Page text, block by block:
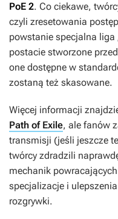
PoE 2. Co ciekawe,
czyli zresetowania
powstanie specjalna liga
postacie stworzone
one dostępne w
zostaną też skasowane.
Więcej informacji
Path of Exile, ale fanów
transmisji (jeśli jeszcze
twórcy zdradzili
mechanik
specjalizacje i
rozgrywki.